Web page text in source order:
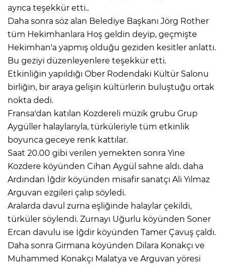
ayrıca teşekkür etti..
Daha sonra söz alan Belediye Başkanı Jörg Rother
tüm Hekimhanlara Hoş geldin deyip, geçmişte
Hekimhan'a yapmış olduğu geziden kesitler anlattı.
Bu geziyi düzenleyenlere teşekkür etti.
Etkinliğin yapıldığı Ober Rodendaki Kültür Salonu
birliğin, bir araya gelişin kültürlerin buluştuğu ortak
nokta dedi.
Fransa'dan katılan Kozdereli müzik grubu Grup
Aygüller halaylarıyla, türküleriyle tüm etkinlik
boyunca geceye renk kattılar.
Saat 20.00 gibi verilen yemekten sonra Yine
Kozdere köyünden Cihan Aygül sahne aldı. daha
Ardından İğdir köyünden misafir sanatçı Ali Yılmaz
Arguvan ezgileri çalıp söyledi.
Aralarda davul zurna eşliğinde halaylar çekildi,
türküler söylendi. Zurnayı Uğurlu köyünden Soner
Ercan davulu ise İğdir köyünden Tamer Çavuş çaldı.
Daha sonra Girmana köyünden Dilara Konakçı ve
Muhammed Konakçı Malatya ve Arguvan yöresi